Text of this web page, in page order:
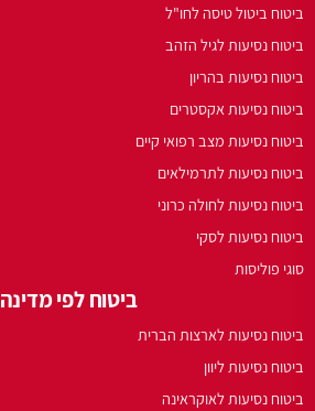
ביטוח ביטול טיסה לחו"ל
ביטוח נסיעות לגיל הזהב
ביטוח נסיעות בהריון
ביטוח נסיעות אקסטרים
ביטוח נסיעות מצב רפואי קיים
ביטוח נסיעות לתרמילאים
ביטוח נסיעות לחולה כרוני
ביטוח נסיעות לסקי
סוגי פוליסות
ביטוח לפי מדינה
ביטוח נסיעות לארצות הברית
ביטוח נסיעות ליוון
ביטוח נסיעות לאוקראינה